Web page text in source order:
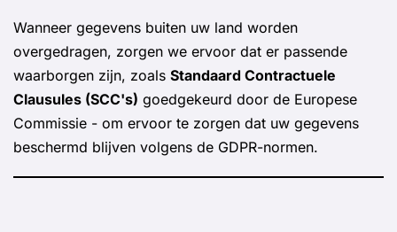
Wanneer gegevens buiten uw land worden
overgedragen, zorgen we ervoor dat er passende
waarborgen zijn, zoals Standaard Contractuele
Clausules (SCC's) goedgekeurd door de Europese
Commissie - om ervoor te zorgen dat uw gegevens
beschermd blijven volgens de GDPR-normen.